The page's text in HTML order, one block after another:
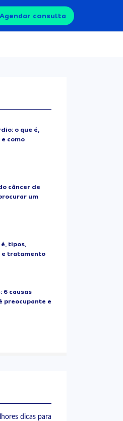
Agendar consulta
o que é,
como
câncer de
um
é, tipos,
e tratamento
6 causas
preocupante e
dicas para